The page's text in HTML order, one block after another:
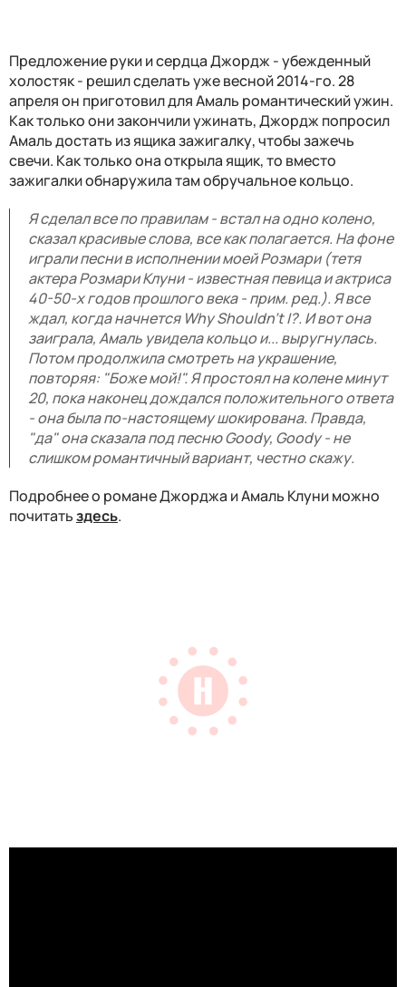
Предложение руки и сердца Джордж - убежденный
холостяк - решил сделать уже весной 2014-го. 28
апреля он приготовил для Амаль романтический ужин.
Как только они закончили ужинать, Джордж попросил
Амаль достать из ящика зажигалку, чтобы зажечь
свечи. Как только она открыла ящик, то вместо
зажигалки обнаружила там обручальное кольцо.
Я сделал все по правилам - встал на одно колено,
сказал красивые слова, все как полагается. На фоне
играли песни в исполнении моей Розмари (тетя
актера Розмари Клуни - известная певица и актриса
40-50-х годов прошлого века - прим. ред.). Я все
ждал, когда начнется Why Shouldn't I?. И вот она
заиграла, Амаль увидела кольцо и... выругнулась.
Потом продолжила смотреть на украшение,
повторяя: "Боже мой!". Я простоял на колене минут
20, пока наконец дождался положительного ответа
- она была по-настоящему шокирована. Правда,
"да" она сказала под песню Goody, Goody - не
слишком романтичный вариант, честно скажу.
Подробнее о романе Джорджа и Амаль Клуни можно
почитатьздесь.